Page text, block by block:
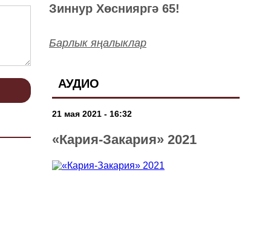
Зиннур Хөснияргә 65!
Барлык яңалыклар
АУДИО
21 мая 2021 - 16:32
«Кария-Закария» 2021